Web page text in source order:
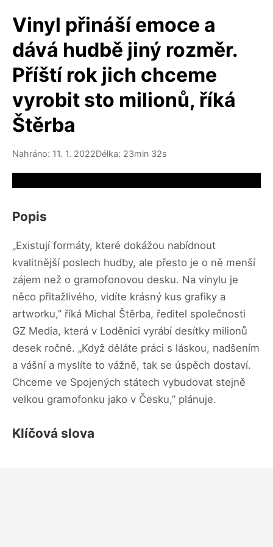
Vinyl přináší emoce a
dává hudbě jiný rozměr.
Příští rok jich chceme
vyrobit sto milionů, říká
Štěrba
Nahráno: 11. 1. 2022Délka: 23min 32s
Popis
„Existují formáty, které dokážou nabídnout
kvalitnější poslech hudby, ale přesto je o ně menší
zájem než o gramofonovou desku. Na vinylu je
něco přitažlivého, vidíte krásný kus grafiky a
artworku,” říká Michal Štěrba, ředitel společnosti
GZ Media, která v Loděnici vyrábí desítky milionů
desek ročně. „Když děláte práci s láskou, nadšením
a vášní a myslíte to vážně, tak se úspěch dostaví.
Chceme ve Spojených státech vybudovat stejně
velkou gramofonku jako v Česku,” plánuje.
Klíčová slova